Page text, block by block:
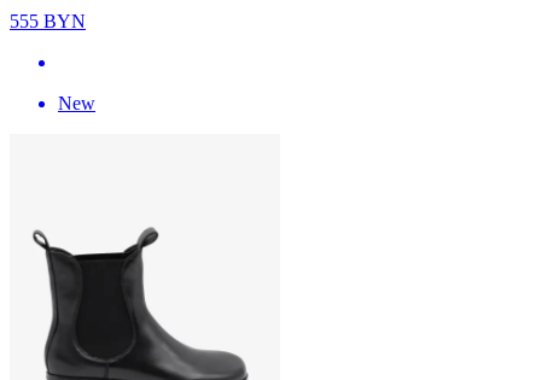
555 BYN
New